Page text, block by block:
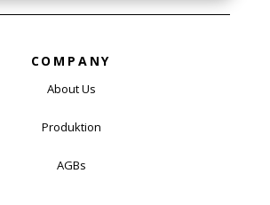
COMPANY
About Us
Produktion
AGBs